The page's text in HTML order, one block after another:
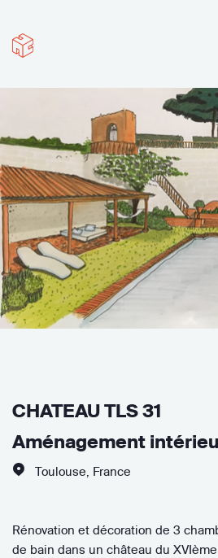
CHATEAU TLS 31
Aménagement
Toulouse France
Rénovation et décoration de 3
de bain dans un château du